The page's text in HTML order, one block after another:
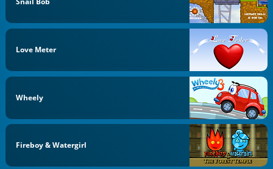
Love Meter
Wheely
Fireboy & Watergirl